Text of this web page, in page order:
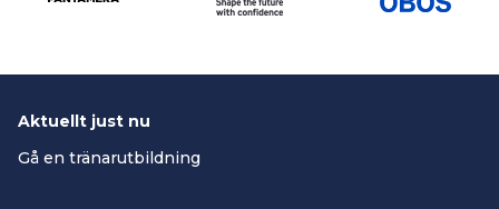
Aktuellt just nu
Gå en tränarutbildning